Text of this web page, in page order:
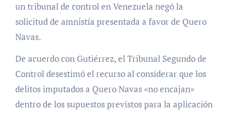
un tribunal de control en Venezuela negó la
solicitud de amnistía presentada a favor de Quero
Navas.
De acuerdo con Gutiérrez, el Tribunal Segundo de
Control desestimó el recurso al considerar que los
delitos imputados a Quero Navas «no encajan»
dentro de los supuestos previstos para la aplicación